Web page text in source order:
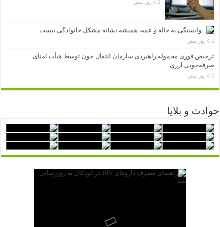
6 روز پیش
وابستگی به خاله و عمه، همیشه نشانه مشکل خانوادگی نیست
6 روز پیش
ترخیص فوری محموله راهبردی سازمان انتقال خون توسط هیأت امنای
صرفه‌جویی ارزی
6 روز پیش
حوادث و بلایا